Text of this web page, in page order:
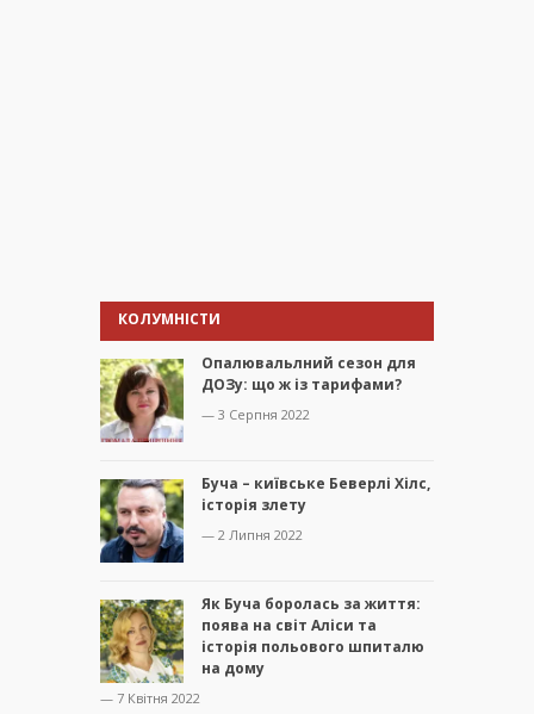
КОЛУМНІСТИ
Опалювальлний сезон для
ДОЗу: що ж із тарифами?
— 3 Серпня 2022
Буча – київське Беверлі Хілс,
історія злету
— 2 Липня 2022
Як Буча боролась за життя:
поява на світ Аліси та
історія польового шпиталю
на дому
— 7 Квітня 2022